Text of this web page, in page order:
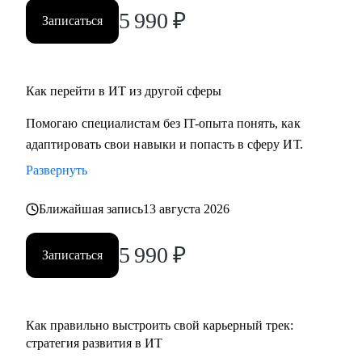
ты новичок и только определяешься с выбором, я проведу
для тебя обзор на самые востребованные профессии в
Записаться 5 990 ₽
Как перейти в ИТ из другой сферы
Помогаю специалистам без IT-опыта понять, как
адаптировать свои навыки и попасть в сферу ИТ.
Развернуть
Ближайшая запись13 августа 2026
Записаться 5 990 ₽
Как правильно выстроить свой карьерный трек:
стратегия развития в ИТ